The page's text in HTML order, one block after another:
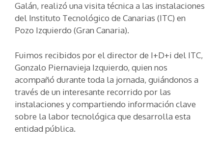
Galán, realizó una visita técnica a las instalaciones
del Instituto Tecnológico de Canarias (ITC) en
Pozo Izquierdo (Gran Canaria).
Fuimos recibidos por el director de I+D+i del ITC,
Gonzalo Piernavieja Izquierdo, quien nos
acompañó durante toda la jornada, guiándonos a
través de un interesante recorrido por las
instalaciones y compartiendo información clave
sobre la labor tecnológica que desarrolla esta
entidad pública.